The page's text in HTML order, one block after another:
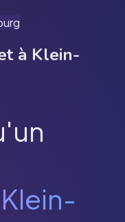
à Klein-
Klein-